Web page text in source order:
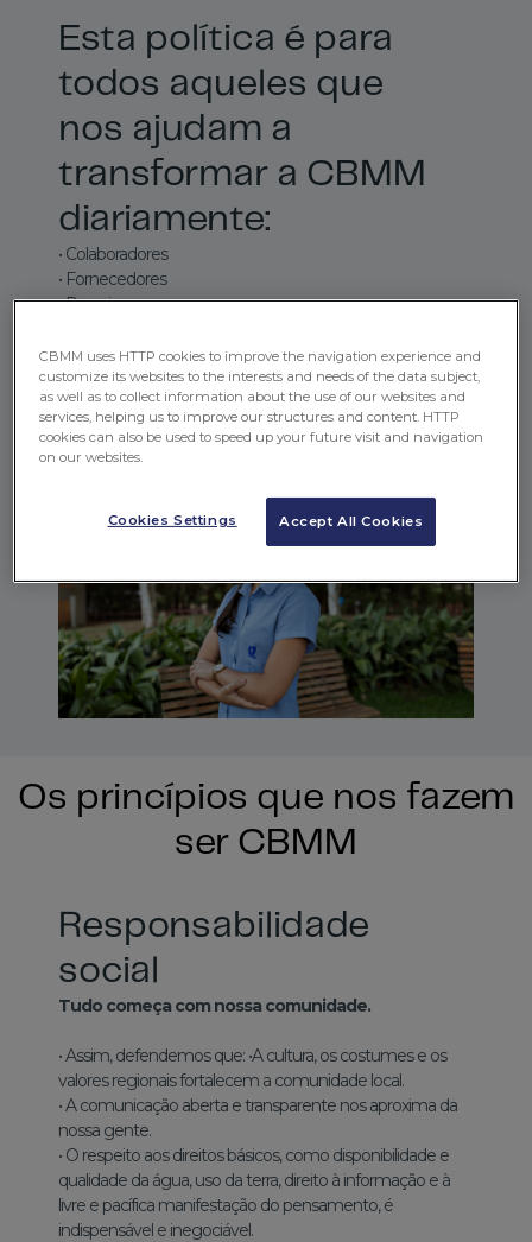
Esta política é para
todos aqueles que
nos ajudam a
transformar a CBMM
diariamente:
• Colaboradores
• Fornecedores
• Parceiros
As regras descritas neste documento devem
ser aplicadas globalmente, mesmo tendo
diferenças entre as legislações.
Os princípios que nos fazem
ser CBMM
Responsabilidade
social
Tudo começa com nossa comunidade.
• Assim, defendemos que: •A cultura, os costumes e os
valores regionais fortalecem a comunidade local.
• A comunicação aberta e transparente nos aproxima da
nossa gente.
• O respeito aos direitos básicos, como disponibilidade e
qualidade da água, uso da terra, direito à informação e à
livre e pacífica manifestação do pensamento, é
indispensável e inegociável.
CBMM uses HTTP cookies to improve the navigation experience and
customize its websites to the interests and needs of the data subject,
as well as to collect information about the use of our websites and
services, helping us to improve our structures and content. HTTP
cookies can also be used to speed up your future visit and navigation
on our websites.
Accept All Cookies
Cookies Settings